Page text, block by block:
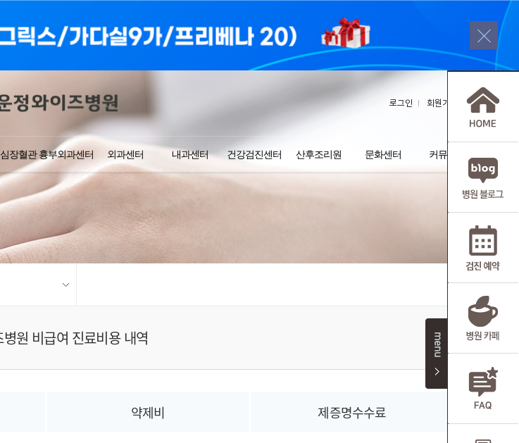
로그인 회원가입
심장혈관 흉부외과센터 외과센터 내과센터 건강검진센터 산후조리원 문화센터 커뮤니티